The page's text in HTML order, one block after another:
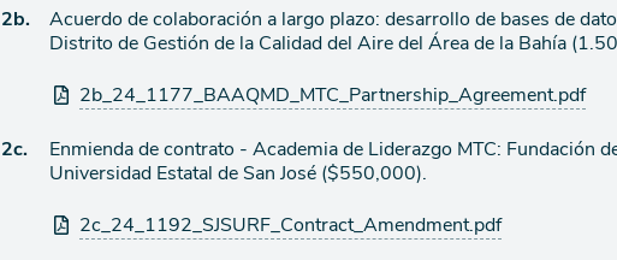
Ítem
agenda
2b.
Acuerdo de colaboración a largo plazo: desarrollo de bases de
Distrito de Gestión de la Calidad del Aire del Área de la Bahía
Archivos
adjuntos
2b_24_1177_BAAQMD_MTC_Partnership_Agreement.pdf
Ítem
agenda
2c.
Enmienda de contrato - Academia de Liderazgo MTC: Fundación
Universidad Estatal de San José ($550,000).
Archivos
adjuntos
2c_24_1192_SJSURF_Contract_Amendment.pdf